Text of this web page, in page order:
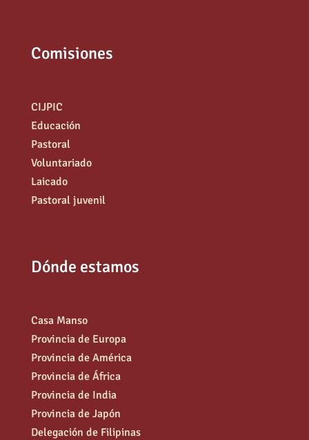
Comisiones
CIJPIC
Educación
Pastoral
Voluntariado
Laicado
Pastoral juvenil
Dónde estamos
Casa Manso
Provincia de Europa
Provincia de América
Provincia de África
Provincia de India
Provincia de Japón
Delegación de Filipinas